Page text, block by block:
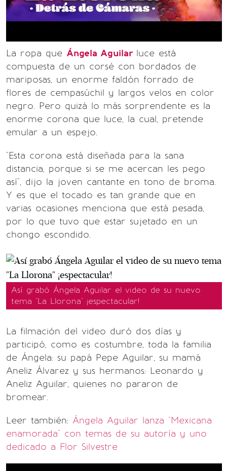
La ropa que Ángela Aguilar luce está
compuesta de un corsé con bordados de
mariposas, un enorme faldón forrado de
flores de cempasúchil y largos velos en color
negro. Pero quizá lo más sorprendente es la
enorme corona que luce, la cual, pretende
emular a un espejo.
"Esta corona está diseñada para la sana
distancia, porque si se me acercan les pego
así", dijo la joven cantante en tono de broma.
Y es que el tocado es tan grande que en
varias ocasiones menciona que está pesada,
por lo que tuvo que estar sujetado en un
chongo escondido.
Así grabó Ángela Aguilar el video de su nuevo
tema "La Llorona" ¡espectacular!
La filmación del video duró dos días y
participó, como es costumbre, toda la familia
de Ángela: su papá Pepe Aguilar, su mamá
Aneliz Álvarez y sus hermanos: Leonardo y
Aneliz Aguilar, quienes no pararon de
bromear.
Leer también: Ángela Aguilar lanza "Mexicana
enamorada" con temas de su autoría y uno
dedicado a Flor Silvestre